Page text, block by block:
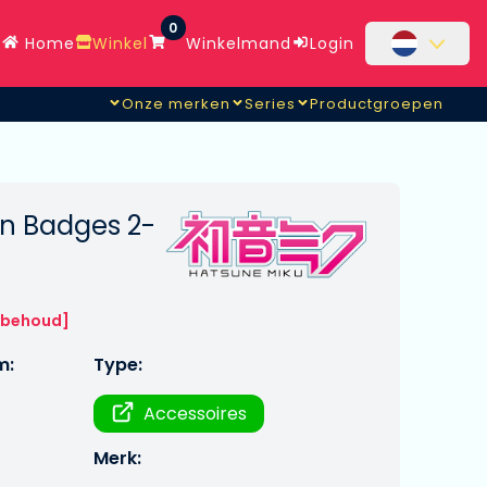
Home Winkel
0
Winkelmand Login
Onze merken Series Productgroepen
Badges 2-
Type:
Accessoires
Merk: